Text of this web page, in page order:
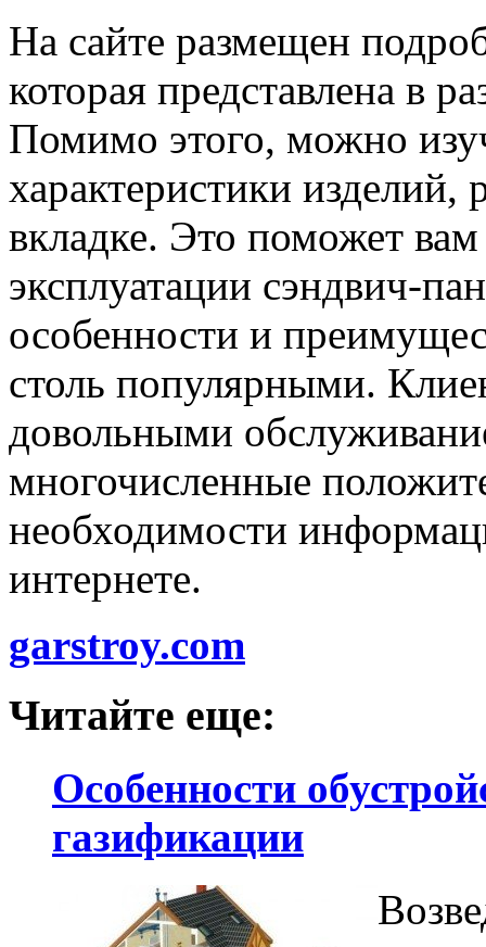
На сайте размещен
которая представлена в
Помимо этого, можно
характеристики
вкладке. Это поможет вам
эксплуатации сэндвич-
особенности и
столь популярными.
довольными
многочисленные
необходимости
интернете.
garstroy.com
Читайте еще:
Особенности
газификации